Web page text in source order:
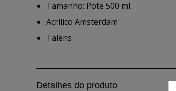
Tamanho: Pote 500 ml.
Acrilico Amsterdam
Talens
Detalhes do produto